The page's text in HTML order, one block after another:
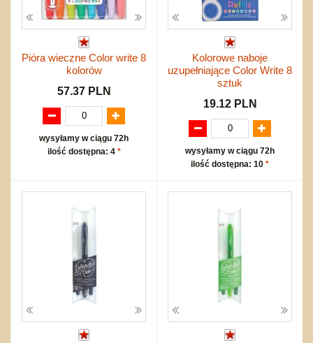
Pióra wieczne Color write 8
kolorów
57.37 PLN
wysyłamy w ciągu 72h
ilość dostępna: 4 *
Kolorowe naboje
uzupełniające Color Write 8
sztuk
19.12 PLN
wysyłamy w ciągu 72h
ilość dostępna: 10 *